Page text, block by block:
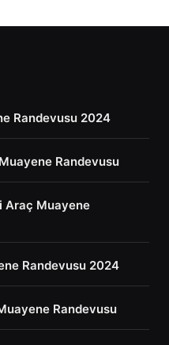
Randevusu 2024
Randevusu
Araç Muayene
Randevusu 2024
Randevusu